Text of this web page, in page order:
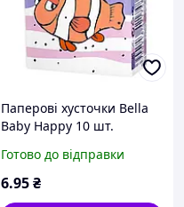
Паперові хусточки Bella
Baby Happy 10 шт.
Готово до відправки
6.95₴